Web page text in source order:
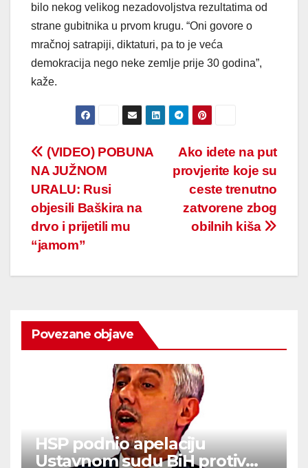
bilo nekog velikog nezadovoljstva rezultatima od
strane gubitnika u prvom krugu. “Oni govore o
mračnoj satrapiji, diktaturi, pa to je veća
demokracija nego neke zemlje prije 30 godina”,
kaže.
Post
navigation
Ako idete na put
provjerite koje su
ceste trenutno
zatvorene zbog
obilnih kiša
(VIDEO) POBUNA
NA JUŽNOM
URALU: Rusi
objesili Baškira na
drvo i prijetili mu
“jamom”
Povezane objave
HSP podnio apelaciju
Ustavnom sudu BiH protiv